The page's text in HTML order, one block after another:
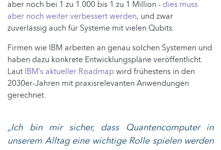
aber noch bei 1 zu 1.000 bis 1 zu 1 Million - dies muss
aber noch weiter verbessert werden, und zwar
zuverlässig auch für Systeme mit vielen Qubits.
Firmen wie IBM arbeiten an genau solchen Systemen und
haben dazu konkrete Entwicklungspläne veröffentlicht.
Laut IBM’s aktueller Roadmapwird frühestens in den
2030er-Jahren mit praxisrelevanten Anwendungen
gerechnet.
„Ich bin mir sicher, dass Quantencomputer in
unserem Alltag eine wichtige Rolle spielen werden